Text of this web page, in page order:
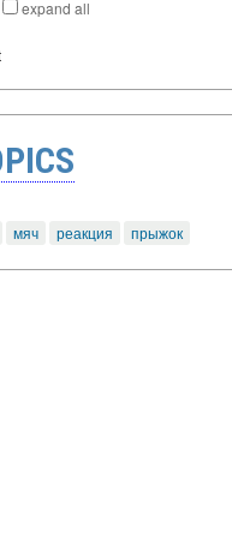
expand all
мяч реакция прыжок